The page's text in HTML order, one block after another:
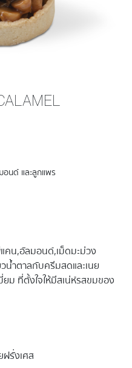
อนด์ และลูกแพร
คน,อัลมอนด์,เม็ดมะม่วง
น้ำตาลกับครีมสดและเนย
ม ที่ตั้งใจให้มีสเน่ห์รสขมของ
รั่งเศส